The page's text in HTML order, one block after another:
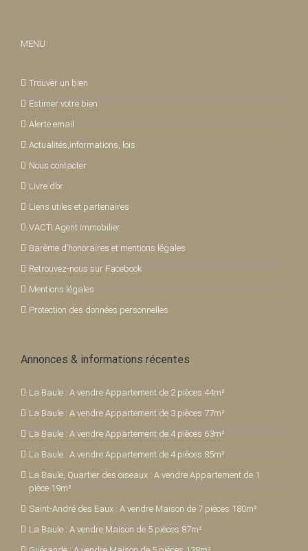
MENU
Trouver un bien
Estimer votre bien
Alerte email
Actualités,informations, lois
Nous contacter
Livre d’or
Liens utiles et partenaires
VACTI Agent immobilier
Barème d’honoraires et mentions légales
Retrouvez-nous sur Facebook
Mentions légales
Protection des données personnelles
Annonces & informations récentes
La Baule : A vendre Appartement de 2 pièces 44m²
La Baule : A vendre Appartement de 3 pièces 77m²
La Baule : A vendre Appartement de 4 pièces 63m²
La Baule : A vendre Appartement de 4 pièces 85m²
La Baule, Quartier des oiseaux : A vendre Appartement de 1
pièce 19m²
Saint-André des Eaux : A vendre Maison de 7 pièces 180m²
La Baule : A vendre Maison de 5 pièces 87m²